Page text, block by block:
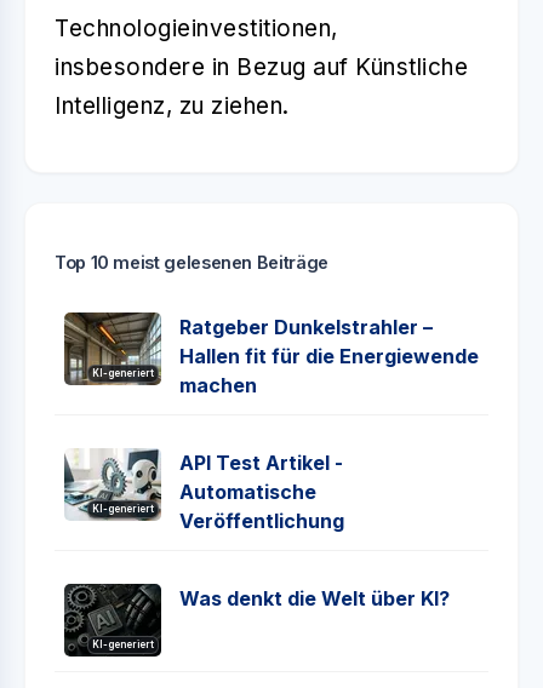
Technologieinvestitionen,
insbesondere in Bezug auf Künstliche
Intelligenz, zu ziehen.
Top 10 meist gelesenen Beiträge
KI-generiert
Ratgeber Dunkelstrahler –
Hallen fit für die Energiewende
machen
KI-generiert
API Test Artikel -
Automatische
Veröffentlichung
KI-generiert
Was denkt die Welt über KI?